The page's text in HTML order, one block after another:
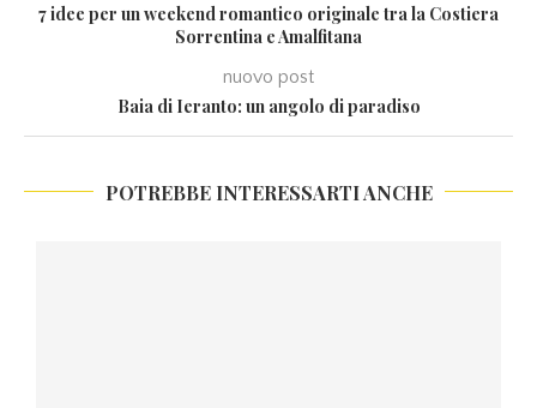
7 idee per un weekend romantico originale tra la Costiera
Sorrentina e Amalfitana
nuovo post
Baia di Ieranto: un angolo di paradiso
POTREBBE INTERESSARTI ANCHE